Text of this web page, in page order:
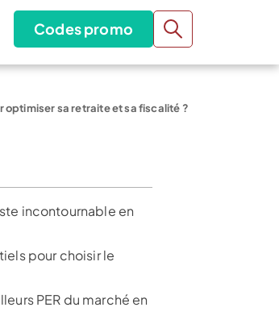
Codes promo
optimiser sa retraite et sa fiscalité ?
incontournable en
pour choisir le
PER du marché en